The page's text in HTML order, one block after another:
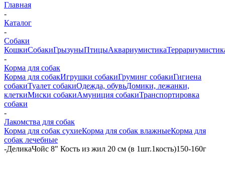
Главная
-
Каталог
-
Собаки
КошкиСобакиГрызуныПтицыАквариумистика
-
Корма для собак
Корма для собакИгрушки собакиГруминг собакиГигиена
собакиТуалет собакиОдежда, обувьДомики, лежанки,
клеткиМиски собакиАмуниция собакиТранспортировка
собаки
-
Лакомства для собак
Корма для собак сухиеКорма для собак влажныеКорма для
собак лечебные
-ДеликаЧойс 8" Кость из жил 20 см (в 1шт.1кость)150-160г